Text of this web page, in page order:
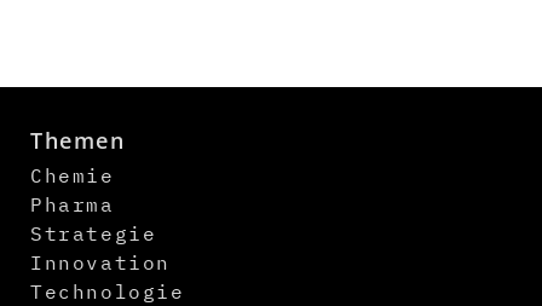
Themen
Chemie
Pharma
Strategie
Innovation
Technologie